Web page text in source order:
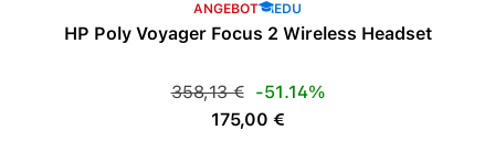
ANGEBOT EDU
HP Poly Voyager Focus 2 Wireless Headset
Verkaufspreis:
Regulärer Preis:
358,13 €
-51.14%
175,00 €